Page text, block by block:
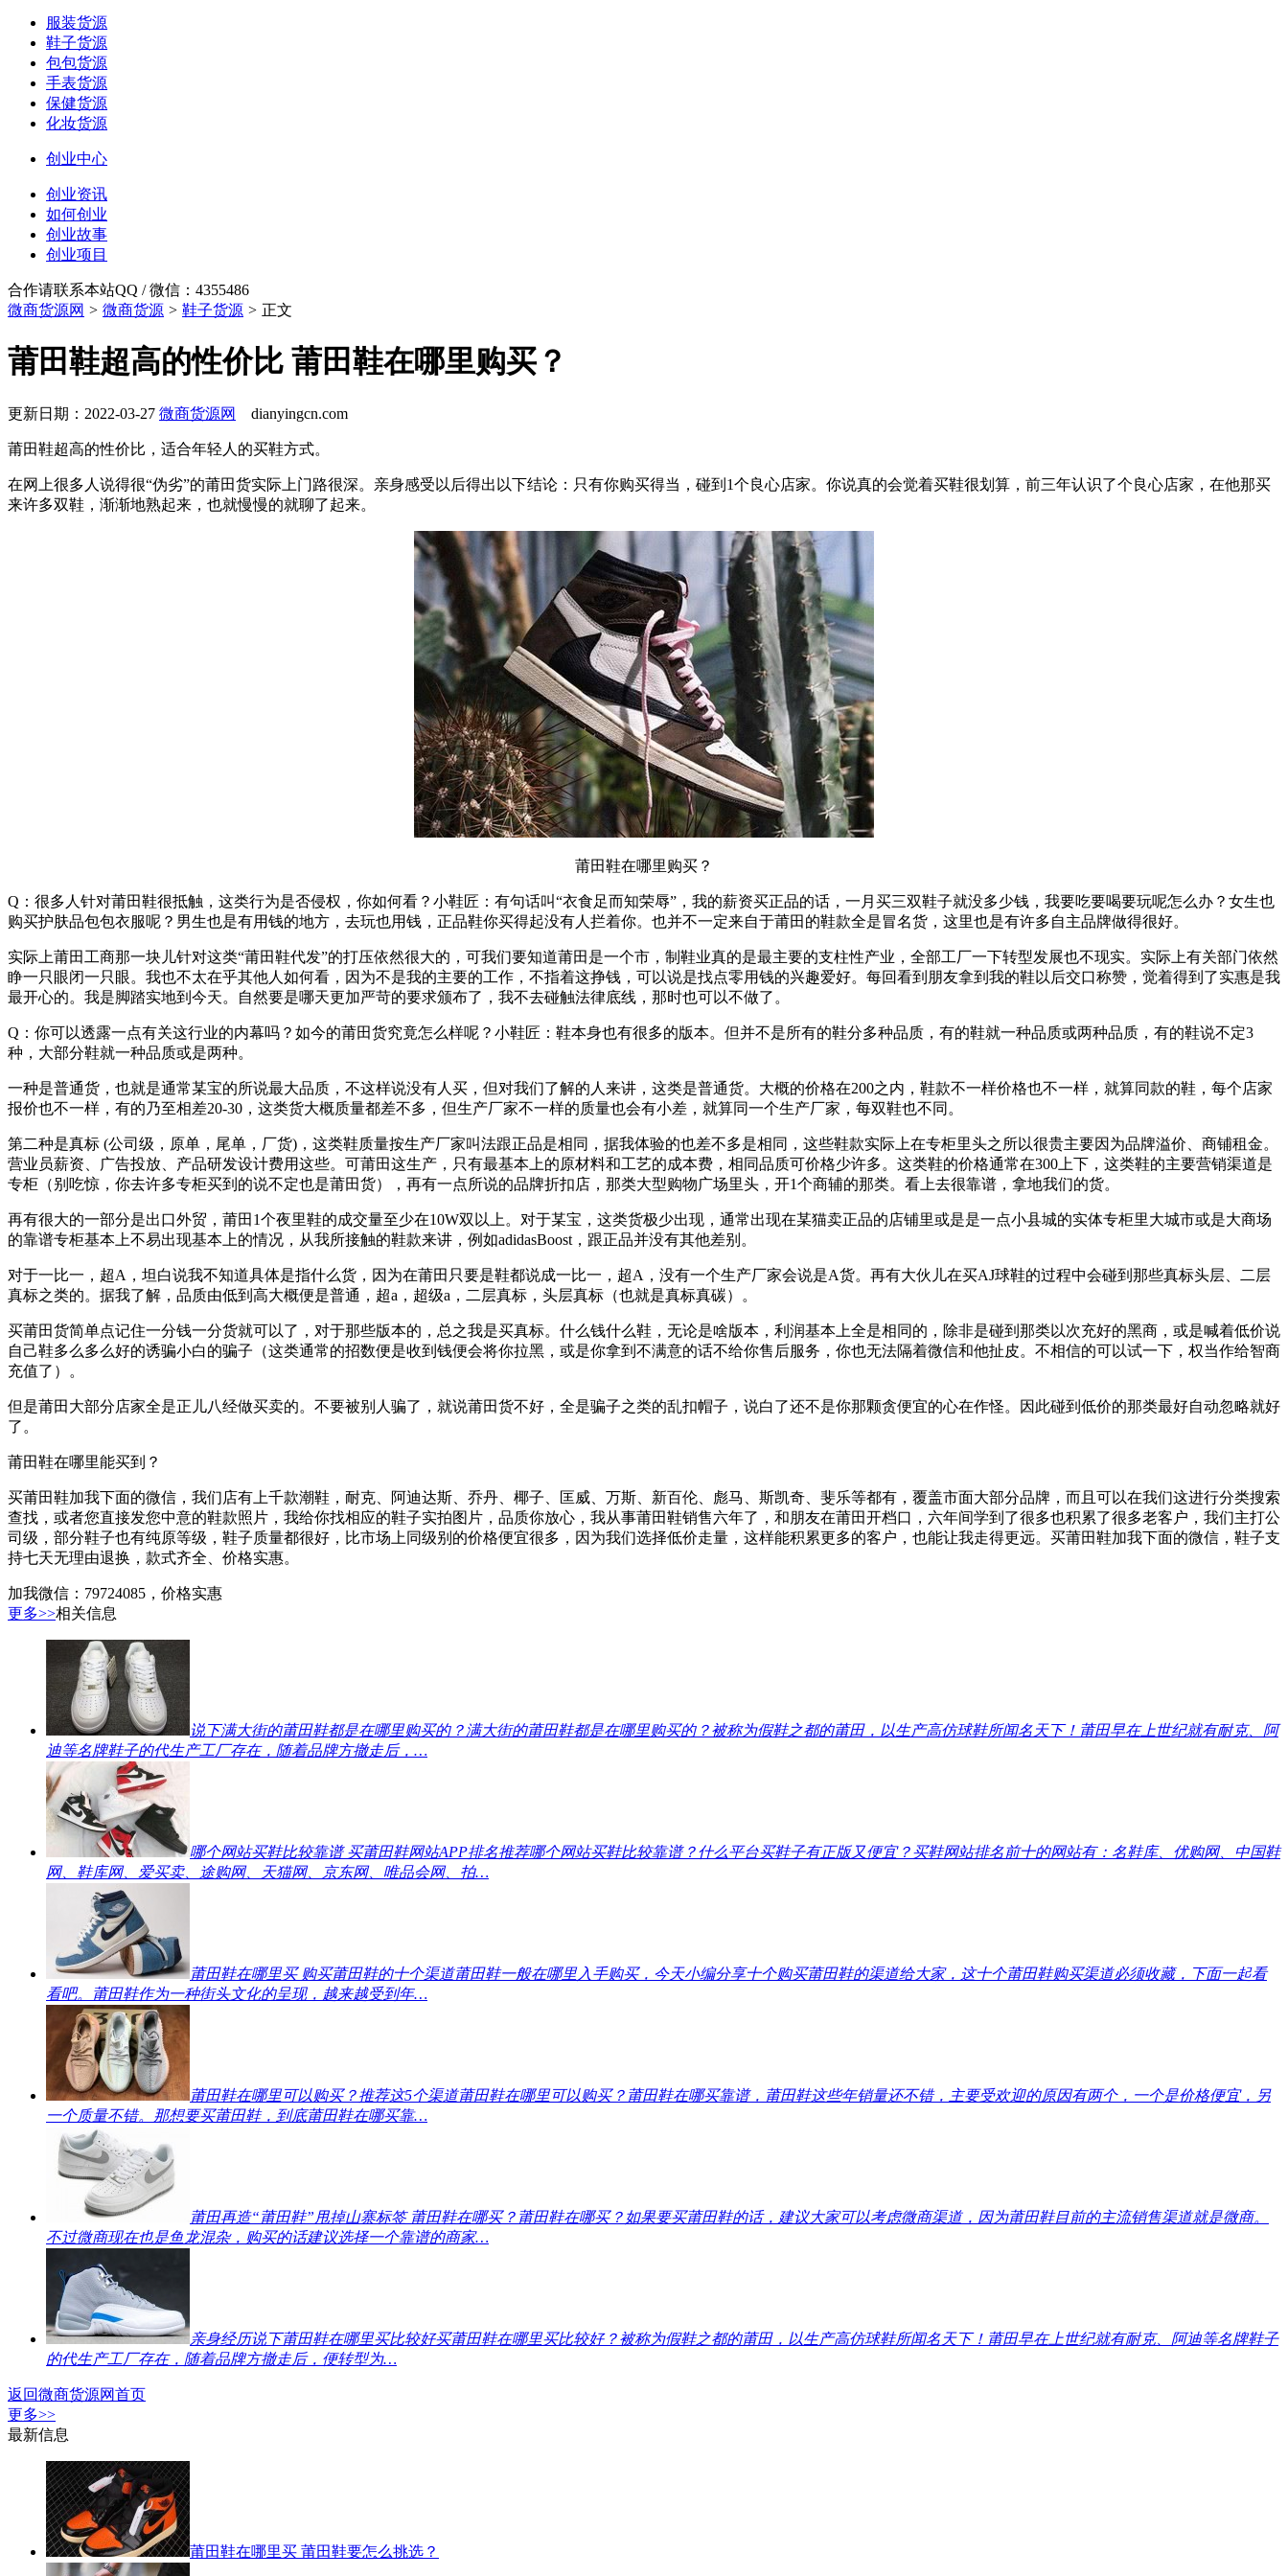
服装货源
鞋子货源
包包货源
手表货源
保健货源
化妆货源
创业中心
创业资讯
如何创业
创业故事
创业项目
合作请联系本站QQ / 微信：4355486
微商货源网 > 微商货源 > 鞋子货源 > 正文
莆田鞋超高的性价比 莆田鞋在哪里购买？
更新日期：2022-03-27 微商货源网 dianyingcn.com
莆田鞋超高的性价比，适合年轻人的买鞋方式。
在网上很多人说得很“伪劣”的莆田货实际上门路很深。亲身感受以后得出以下结论：只有你购买得当，碰到1个良心店家。你说真的会觉着买鞋很划算，前三年认识了个良心店家，在他那买
来许多双鞋，渐渐地熟起来，也就慢慢的就聊了起来。
莆田鞋在哪里购买？
Q：很多人针对莆田鞋很抵触，这类行为是否侵权，你如何看？小鞋匠：有句话叫“衣食足而知荣辱”，我的薪资买正品的话，一月买三双鞋子就没多少钱，我要吃要喝要玩呢怎么办？女生也
购买护肤品包包衣服呢？男生也是有用钱的地方，去玩也用钱，正品鞋你买得起没有人拦着你。也并不一定来自于莆田的鞋款全是冒名货，这里也是有许多自主品牌做得很好。
实际上莆田工商那一块儿针对这类“莆田鞋代发”的打压依然很大的，可我们要知道莆田是一个市，制鞋业真的是最主要的支柱性产业，全部工厂一下转型发展也不现实。实际上有关部门依然
睁一只眼闭一只眼。我也不太在乎其他人如何看，因为不是我的主要的工作，不指着这挣钱，可以说是找点零用钱的兴趣爱好。每回看到朋友拿到我的鞋以后交口称赞，觉着得到了实惠是我
最开心的。我是脚踏实地到今天。自然要是哪天更加严苛的要求颁布了，我不去碰触法律底线，那时也可以不做了。
Q：你可以透露一点有关这行业的内幕吗？如今的莆田货究竟怎么样呢？小鞋匠：鞋本身也有很多的版本。但并不是所有的鞋分多种品质，有的鞋就一种品质或两种品质，有的鞋说不定3
种，大部分鞋就一种品质或是两种。
一种是普通货，也就是通常某宝的所说最大品质，不这样说没有人买，但对我们了解的人来讲，这类是普通货。大概的价格在200之内，鞋款不一样价格也不一样，就算同款的鞋，每个店家
报价也不一样，有的乃至相差20-30，这类货大概质量都差不多，但生产厂家不一样的质量也会有小差，就算同一个生产厂家，每双鞋也不同。
第二种是真标 (公司级，原单，尾单，厂货)，这类鞋质量按生产厂家叫法跟正品是相同，据我体验的也差不多是相同，这些鞋款实际上在专柜里头之所以很贵主要因为品牌溢价、商铺租金。
营业员薪资、广告投放、产品研发设计费用这些。可莆田这生产，只有最基本上的原材料和工艺的成本费，相同品质可价格少许多。这类鞋的价格通常在300上下，这类鞋的主要营销渠道是
专柜（别吃惊，你去许多专柜买到的说不定也是莆田货），再有一点所说的品牌折扣店，那类大型购物广场里头，开1个商辅的那类。看上去很靠谱，拿地我们的货。
再有很大的一部分是出口外贸，莆田1个夜里鞋的成交量至少在10W双以上。对于某宝，这类货极少出现，通常出现在某猫卖正品的店铺里或是是一点小县城的实体专柜里大城市或是大商场
的靠谱专柜基本上不易出现基本上的情况，从我所接触的鞋款来讲，例如adidasBoost，跟正品并没有其他差别。
对于一比一，超A，坦白说我不知道具体是指什么货，因为在莆田只要是鞋都说成一比一，超A，没有一个生产厂家会说是A货。再有大伙儿在买AJ球鞋的过程中会碰到那些真标头层、二层
真标之类的。据我了解，品质由低到高大概便是普通，超a，超级a，二层真标，头层真标（也就是真标真碳）。
买莆田货简单点记住一分钱一分货就可以了，对于那些版本的，总之我是买真标。什么钱什么鞋，无论是啥版本，利润基本上全是相同的，除非是碰到那类以次充好的黑商，或是喊着低价说
自己鞋多么多么好的诱骗小白的骗子（这类通常的招数便是收到钱便会将你拉黑，或是你拿到不满意的话不给你售后服务，你也无法隔着微信和他扯皮。不相信的可以试一下，权当作给智商
充值了）。
但是莆田大部分店家全是正儿八经做买卖的。不要被别人骗了，就说莆田货不好，全是骗子之类的乱扣帽子，说白了还不是你那颗贪便宜的心在作怪。因此碰到低价的那类最好自动忽略就好
了。
莆田鞋在哪里能买到？
买莆田鞋加我下面的微信，我们店有上千款潮鞋，耐克、阿迪达斯、乔丹、椰子、匡威、万斯、新百伦、彪马、斯凯奇、斐乐等都有，覆盖市面大部分品牌，而且可以在我们这进行分类搜索
查找，或者您直接发您中意的鞋款照片，我给你找相应的鞋子实拍图片，品质你放心，我从事莆田鞋销售六年了，和朋友在莆田开档口，六年间学到了很多也积累了很多老客户，我们主打公
司级，部分鞋子也有纯原等级，鞋子质量都很好，比市场上同级别的价格便宜很多，因为我们选择低价走量，这样能积累更多的客户，也能让我走得更远。买莆田鞋加我下面的微信，鞋子支
持七天无理由退换，款式齐全、价格实惠。
加我微信：79724085，价格实惠
更多>>相关信息
说下满大街的莆田鞋都是在哪里购买的？ 满大街的莆田鞋都是在哪里购买的？被称为假鞋之都的莆田，以生产高仿球鞋所闻名天下！莆田早在上世纪就有耐克、阿
迪等名牌鞋子的代生产工厂存在，随着品牌方撤走后，…
哪个网站买鞋比较靠谱 买莆田鞋网站APP排名推荐哪个网站买鞋比较靠谱？什么平台买鞋子有正版又便宜？买鞋网站排名前十的网站有：名鞋库、优购网、中国鞋
网、鞋库网、爱买卖、途购网、天猫网、京东网、唯品会网、拍…
莆田鞋在哪里买 购买莆田鞋的十个渠道莆田鞋一般在哪里入手购买，今天小编分享十个购买莆田鞋的渠道给大家，这十个莆田鞋购买渠道必须收藏，下面一起看
看吧。莆田鞋作为一种街头文化的呈现，越来越受到年…
莆田鞋在哪里可以购买？推荐这5个渠道莆田鞋在哪里可以购买？莆田鞋在哪买靠谱，莆田鞋这些年销量还不错，主要受欢迎的原因有两个，一个是价格便宜，另
一个质量不错。那想要买莆田鞋，到底莆田鞋在哪买靠…
莆田再造“莆田鞋”甩掉山寨标签 莆田鞋在哪买？ 莆田鞋在哪买？如果要买莆田鞋的话，建议大家可以考虑微商渠道，因为莆田鞋目前的主流销售渠道就是微商。
不过微商现在也是鱼龙混杂，购买的话建议选择一个靠谱的商家…
亲身经历说下莆田鞋在哪里买比较好买莆田鞋在哪里买比较好？被称为假鞋之都的莆田，以生产高仿球鞋所闻名天下！莆田早在上世纪就有耐克、阿迪等名牌鞋子
的代生产工厂存在，随着品牌方撤走后，便转型为…
返回微商货源网首页
更多>>
最新信息
莆田鞋在哪里买 莆田鞋要怎么挑选？